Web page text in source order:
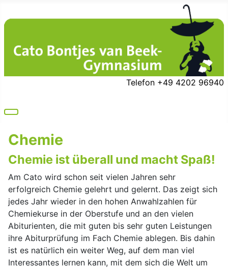
Telefon +49 4202 96940
Chemie
Chemie ist überall und macht Spaß!
Am Cato wird schon seit vielen Jahren sehr
erfolgreich Chemie gelehrt und gelernt. Das zeigt sich
jedes Jahr wieder in den hohen Anwahlzahlen für
Chemiekurse in der Oberstufe und an den vielen
Abiturienten, die mit guten bis sehr guten Leistungen
ihre Abiturprüfung im Fach Chemie ablegen. Bis dahin
ist es natürlich ein weiter Weg, auf dem man viel
Interessantes lernen kann, mit dem sich die Welt um